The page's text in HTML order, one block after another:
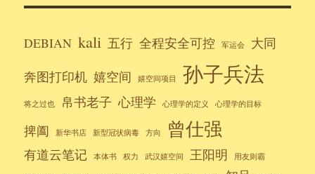
DEBIAN kali 五行 全程安全可控 军运会
大同
奔图打印机 嬉空间 嬉空间项目 孙子兵法
将之过也 帛书老子 心理学 心理学的定义 心理学的目标
捭阖 新华书店 新型冠状病毒 方向 曾仕强
有道云笔记 本体书 权力 武汉嬉空间 王阳明 用友则霸